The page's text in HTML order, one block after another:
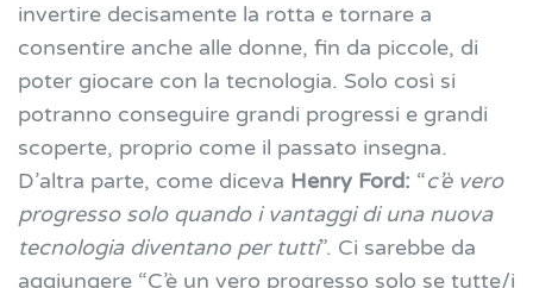
invertire decisamente la rotta e tornare a
consentire anche alle donne, fin da piccole, di
poter giocare con la tecnologia. Solo così si
potranno conseguire grandi progressi e grandi
scoperte, proprio come il passato insegna.
D’altra parte, come diceva Henry Ford: “c’è vero
progresso solo quando i vantaggi di una nuova
tecnologia diventano per tutti”. Ci sarebbe da
aggiungere “C’è un vero progresso solo se tutte/i